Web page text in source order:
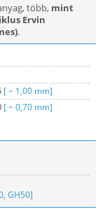
több, mint
Ervin
.
[ ~ 1,00 mm]
[ ~ 0,70 mm]
GH50]